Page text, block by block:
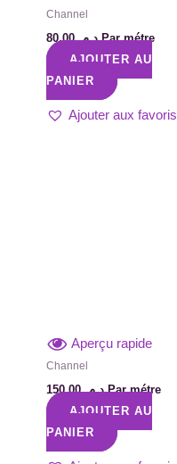
Channel
د.م.80,00
Par métre
AJOUTER AU
PANIER
Ajouter aux favoris
Aperçu rapide
Channel
د.م.150,00
Par métre
AJOUTER AU
PANIER